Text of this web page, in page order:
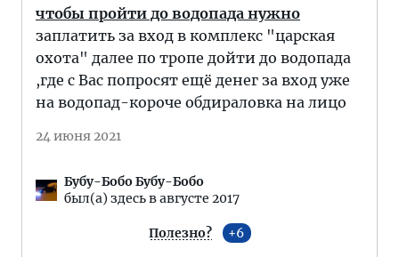
чтобы пройти до водопада нужно
заплатить за вход в комплекс "царская
охота" далее по тропе дойти до водопада
,где с Вас попросят ещё денег за вход уже
на водопад-короче обдираловка на лицо
24 июня 2021
Бубу-Бобо Бубу-Бобо
был(а) здесь в августе 2017
Полезно? 6